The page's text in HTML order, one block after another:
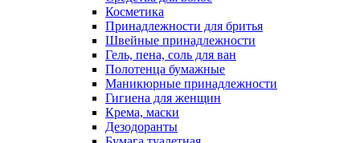
Косметика
Принадлежности для бритья
Швейные принадлежности
Гель, пена, соль для ван
Полотенца бумажные
Маникюрные принадлежности
Гигиена для женщин
Крема, маски
Дезодоранты